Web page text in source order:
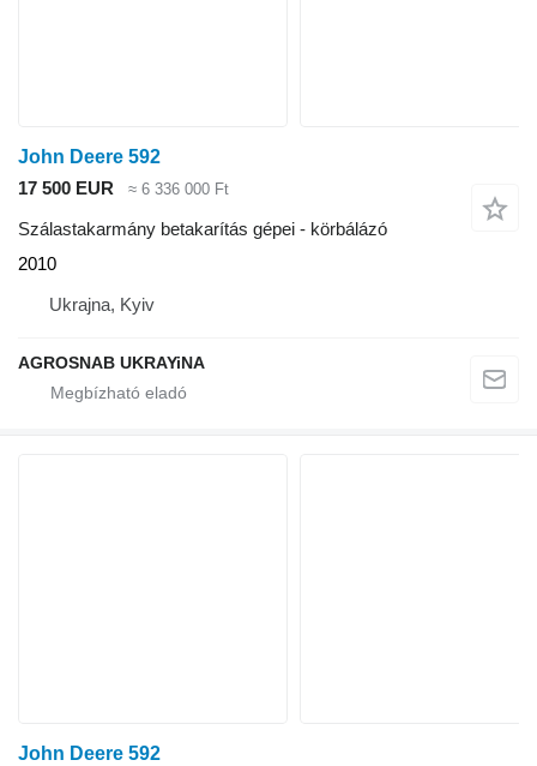
John Deere 592
17 500 EUR
≈ 6 336 000 Ft
Szálastakarmány betakarítás gépei - körbálázó
2010
Ukrajna, Kyiv
AGROSNAB UKRAYiNA
John Deere 592